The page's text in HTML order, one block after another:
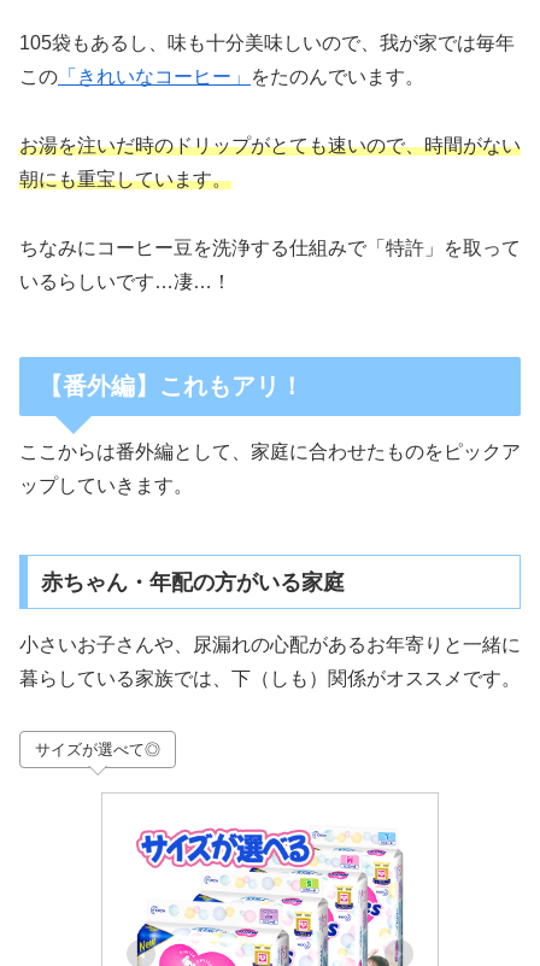
105袋もあるし、味も十分美味しいので、我が家では毎年
この 「きれいなコーヒー」 をたのんでいます。
お湯を注いだ時のドリップがとても速いので、時間がない
朝にも重宝しています。
ちなみにコーヒー豆を洗浄する仕組みで「特許」を取って
いるらしいです…凄…！
【番外編】これもアリ！
ここからは番外編として、家庭に合わせたものをピックア
ップしていきます。
赤ちゃん・年配の方がいる家庭
小さいお子さんや、尿漏れの心配があるお年寄りと一緒に
暮らしている家族では、下（しも）関係がオススメです。
サイズが選べて◎